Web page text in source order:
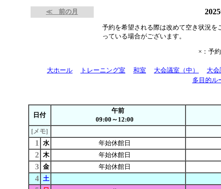
≪ 前の月
予約を希望される際は改めて空き状況
っている場合がございます。
×：予
大ホール トレーニング室 和室 大会議室（中）
大
多目的ル
日付
午前
09:00～12:00
[メモ]
1 水 年始休館日
2 木 年始休館日
3 金 年始休館日
4 土